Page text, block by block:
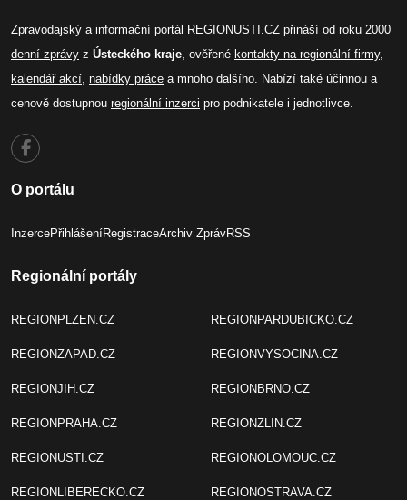
Zpravodajský a informační portál REGIONUSTI.CZ přináší od roku 2000
denní zprávy z Ústeckého kraje, ověřené kontakty na regionální firmy,
kalendář akcí, nabídky práce a mnoho dalšího. Nabízí také účinnou a
cenově dostupnou regionální inzerci pro podnikatele i jednotlivce.
O portálu
InzercePřihlášeníRegistraceArchiv ZprávRSS
Regionální portály
REGIONPLZEN.CZ
REGIONZAPAD.CZ
REGIONJIH.CZ
REGIONPRAHA.CZ
REGIONUSTI.CZ
REGIONLIBERECKO.CZ
REGIONPARDUBICKO.CZ
REGIONVYSOCINA.CZ
REGIONBRNO.CZ
REGIONZLIN.CZ
REGIONOLOMOUC.CZ
REGIONOSTRAVA.CZ